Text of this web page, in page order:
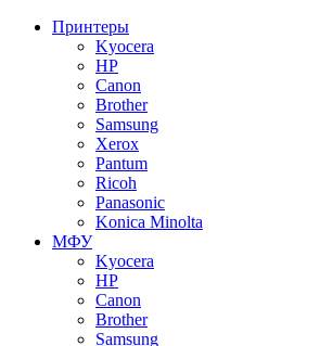
Принтеры
Kyocera
HP
Canon
Brother
Samsung
Xerox
Pantum
Ricoh
Panasonic
Konica Minolta
МФУ
Kyocera
HP
Canon
Brother
Samsung